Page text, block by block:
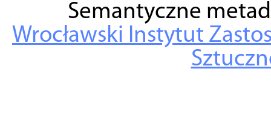
Semantyczne
Wrocławski Instytut